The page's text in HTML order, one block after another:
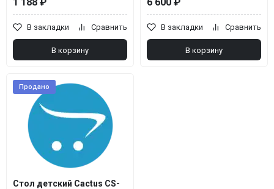
В закладки Сравнить
В корзину
В закладки Сравнить
В корзину
Продано
Стол детский Cactus CS-